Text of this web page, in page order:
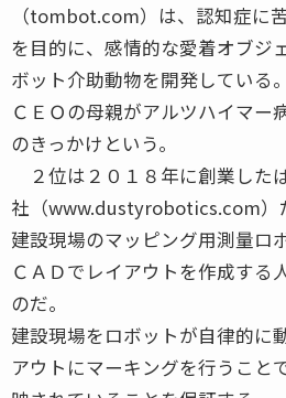
（tombot.com）は、認知症に
を目的に、感情的な愛着オブジ
ボット介助動物を開発している。
ＣＥＯの母親がアルツハイマー
のきっかけという。
２位は２０１８年に創業した
社（www.dustyrobotics.com）
建設現場のマッピング用測量ロ
ＣＡＤでレイアウトを作成する
のだ。
建設現場をロボットが自律的に
アウトにマーキングを行うこと